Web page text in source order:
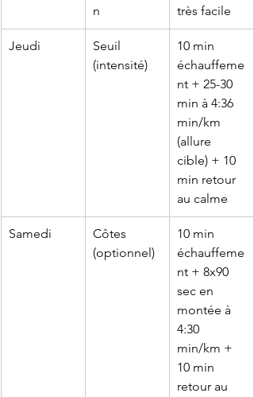
n
très facile
Jeudi
Seuil
(intensité)
10 min
échauffeme
nt + 25-30
min à 4:36
min/km
(allure
cible) + 10
min retour
au calme
Samedi
Côtes
(optionnel)
10 min
échauffeme
nt + 8x90
sec en
montée à
4:30
min/km +
10 min
retour au